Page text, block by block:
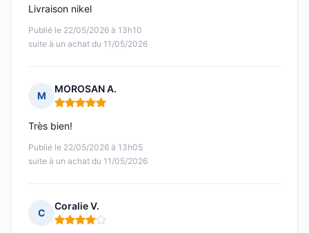
Publié le 22/05/2026 à 13h10
suite à un achat du 11/05/2026
Livraison nikel
M
MOROSAN A.
Note : 5 sur 5
Publié le 22/05/2026 à 13h05
suite à un achat du 11/05/2026
Très bien!
C
Coralie V.
Note : 4 sur 5